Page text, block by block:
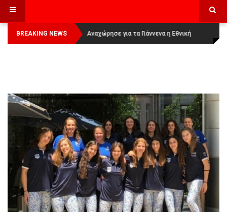
BREAKING NEWS
Οι Πάνθηρες Καβάλας στην Women
Basketball League 1
Αναχώρησε για τα Γιάννενα η Εθνική
Γυναικών: